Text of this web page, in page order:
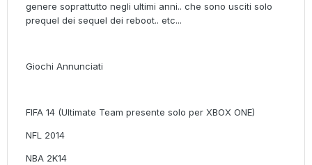
genere soprattutto negli ultimi anni.. che sono usciti solo
prequel dei sequel dei reboot.. etc...
Giochi Annunciati
FIFA 14 (Ultimate Team presente solo per XBOX ONE)
NFL 2014
NBA 2K14